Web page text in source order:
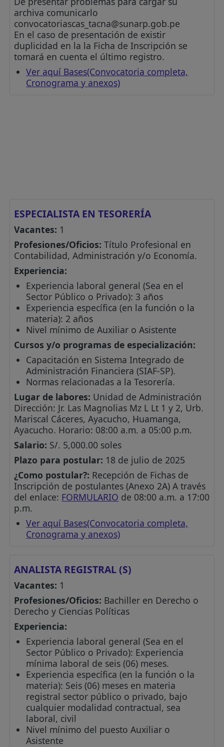
archiva comunicarlo
convocatoriascas_tacna@sunarp.gob.pe
En el caso de presentación de existir
duplicidad en la la Ficha de Inscripción se
tomará en cuenta el último registro.
Ver aquí Bases(Convocatoria completa,
Cronograma y anexos)
ESPECIALISTA EN TESORERÍA
Vacantes: 1
Profesiones/Oficios: Título Profesional en
Contabilidad, Administración y/o Economía.
Experiencia:
Experiencia laboral general (Sea en el
Sector Público o Privado): 3 años
Experiencia específica (en la función o la
materia): 2 años
Nivel mínimo de Auxiliar o Asistente
Cursos y/o programas de especialización:
Capacitación en Sistema Integrado de
Administración Financiera (SIAF-SP).
Normas relacionadas a la Tesorería.
Lugar de labores: Unidad de Administración
Dirección: Jr. Las Magnolias Mz L Lt 1 y 2, Urb.
Mariscal Cáceres, Ayacucho, Huamanga,
Ayacucho. Horario: 08:00 a.m. a 05:00 p.m.
Salario: S/. 5,000.00 soles
Plazo para postular: 18 de julio de 2025
¿Como postular?: Recepción de Fichas de
Inscripción de postulantes (Anexo 2A) A través
del enlace: FORMULARIO de 08:00 a.m. a 17:00
p.m.
Ver aquí Bases(Convocatoria completa,
Cronograma y anexos)
ANALISTA REGISTRAL (S)
Vacantes: 1
Profesiones/Oficios: Bachiller en Derecho o
Derecho y Ciencias Políticas
Experiencia:
Experiencia laboral general (Sea en el
Sector Público o Privado): Experiencia
mínima laboral de seis (06) meses.
Experiencia específica (en la función o la
materia): Seis (06) meses en materia
registral sector público o privado, bajo
cualquier modalidad contractual, sea
laboral, civil
Nivel mínimo del puesto Auxiliar o
Asistente